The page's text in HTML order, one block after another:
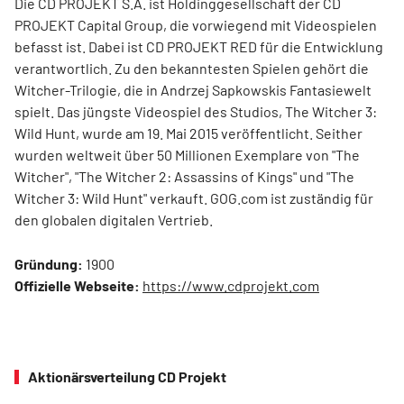
PROJEKT Capital Group, die vorwiegend mit Videospielen
befasst ist. Dabei ist CD PROJEKT RED für die Entwicklung
verantwortlich. Zu den bekanntesten Spielen gehört die
Witcher-Trilogie, die in Andrzej Sapkowskis Fantasiewelt
spielt. Das jüngste Videospiel des Studios, The Witcher 3:
Wild Hunt, wurde am 19. Mai 2015 veröffentlicht. Seither
wurden weltweit über 50 Millionen Exemplare von "The
Witcher", "The Witcher 2: Assassins of Kings" und "The
Witcher 3: Wild Hunt" verkauft. GOG.com ist zuständig für
den globalen digitalen Vertrieb.
Gründung: 1900
Offizielle Webseite: https://www.cdprojekt.com
Aktionärsverteilung CD Projekt